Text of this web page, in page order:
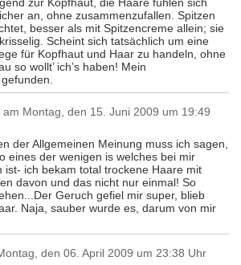
an, ohne zusammenzufallen. Spitzen
besser als mit Spitzencreme allein; sie
Scheint sich tatsächlich um eine
für Kopfhaut und Haar zu handeln, ohne
so wollt’ ich’s haben! Mein
am Montag, den 15. Juni 2009 um 19:49
der Allgemeinen Meinung muss ich sagen,
eines der wenigen is welches bei mir
ist- ich bekam total trockene Haare mit
davon und das nicht nur einmal! So
Geruch gefiel mir super, blieb
Naja, sauber wurde es, darum von mir
den 06. April 2009 um 23:38 Uhr